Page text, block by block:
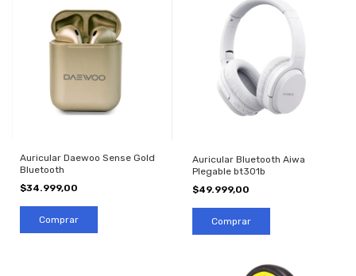
Auricular Daewoo Sense Gold
Bluetooth
$34.999,00
Auricular Bluetooth Aiwa
Plegable bt301b
$49.999,00